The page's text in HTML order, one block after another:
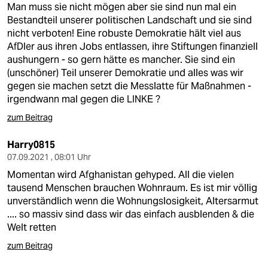
Man muss sie nicht mögen aber sie sind nun mal ein
Bestandteil unserer politischen Landschaft und sie sind
nicht verboten! Eine robuste Demokratie hält viel aus
AfDler aus ihren Jobs entlassen, ihre Stiftungen finanziell
aushungern - so gern hätte es mancher. Sie sind ein
(unschöner) Teil unserer Demokratie und alles was wir
gegen sie machen setzt die Messlatte für Maßnahmen -
irgendwann mal gegen die LINKE ?
zum Beitrag
Harry0815
07.09.2021 , 08:01 Uhr
Momentan wird Afghanistan gehyped. All die vielen
tausend Menschen brauchen Wohnraum. Es ist mir völlig
unverständlich wenn die Wohnungslosigkeit, Altersarmut
.... so massiv sind dass wir das einfach ausblenden & die
Welt retten
zum Beitrag